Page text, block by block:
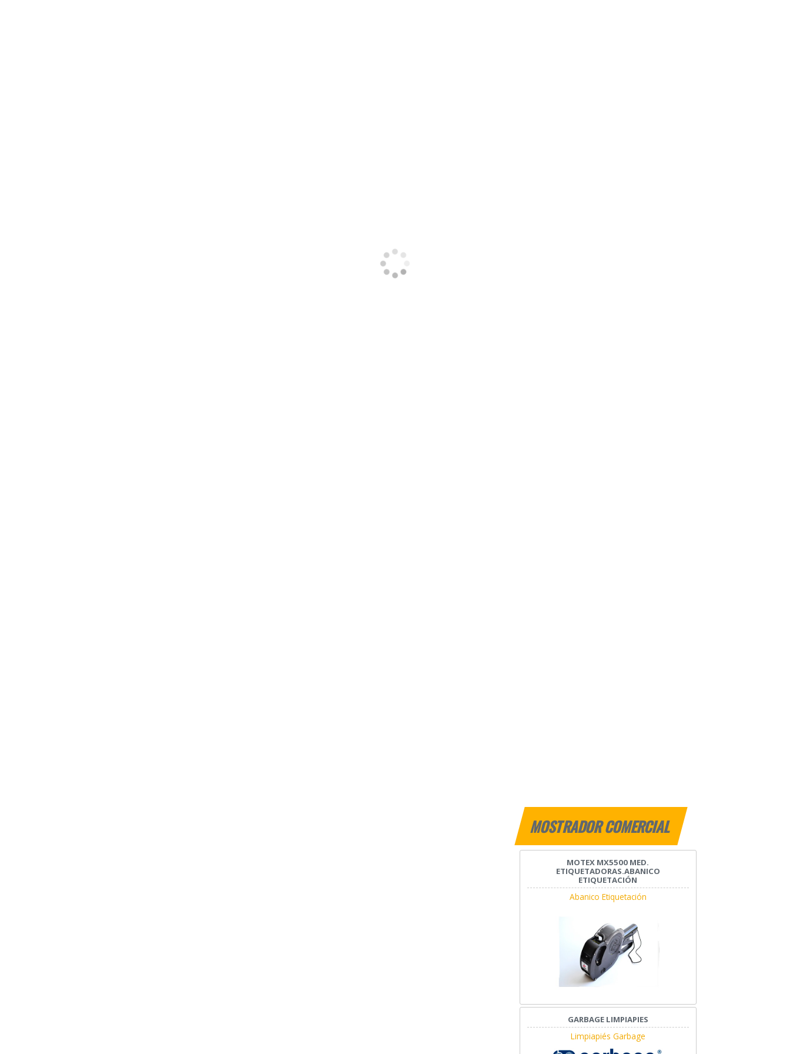
MOSTRADOR COMERCIAL
MOTEX MX5500 MED.
ETIQUETADORAS.ABANICO
ETIQUETACIÓN
Abanico Etiquetación
GARBAGE LIMPIAPIES
Limpiapiés Garbage